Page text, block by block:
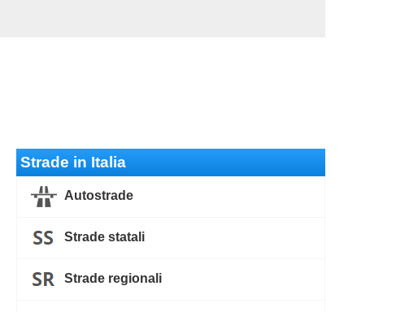
Strade in Italia
Autostrade
Strade statali
Strade regionali